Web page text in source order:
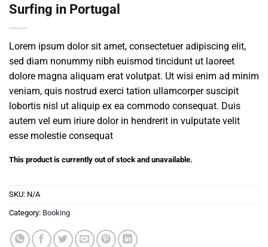
Surfing in Portugal
Lorem ipsum dolor sit amet, consectetuer adipiscing elit,
sed diam nonummy nibh euismod tincidunt ut laoreet
dolore magna aliquam erat volutpat. Ut wisi enim ad minim
veniam, quis nostrud exerci tation ullamcorper suscipit
lobortis nisl ut aliquip ex ea commodo consequat. Duis
autem vel eum iriure dolor in hendrerit in vulputate velit
esse molestie consequat
This product is currently out of stock and unavailable.
SKU: N/A
Category: Booking